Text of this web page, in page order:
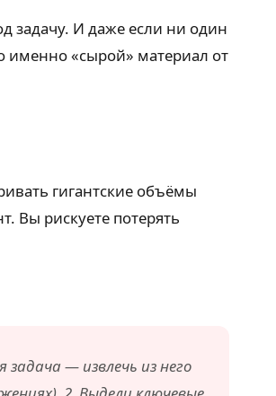
задачу. И даже если ни один
именно «сырой» материал от
гигантские объёмы
Вы рискуете потерять
— извлечь из него